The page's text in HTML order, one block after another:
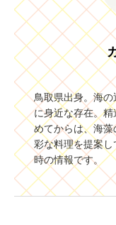
鳥取県出身。海
に身近な存在。
めてからは、海
彩な料理を提案
時の情報です。